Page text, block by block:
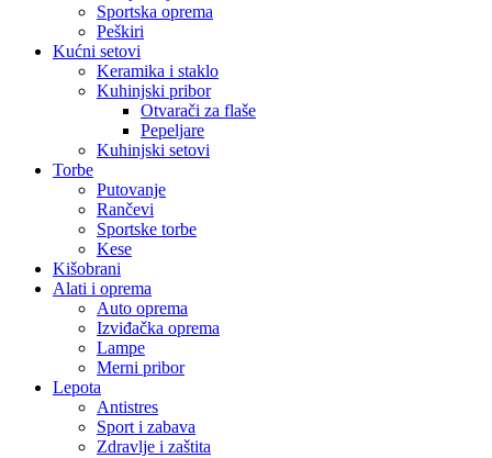
Sportska oprema
Peškiri
Kućni setovi
Keramika i staklo
Kuhinjski pribor
Otvarači za flaše
Pepeljare
Kuhinjski setovi
Torbe
Putovanje
Rančevi
Sportske torbe
Kese
Kišobrani
Alati i oprema
Auto oprema
Izviđačka oprema
Lampe
Merni pribor
Lepota
Antistres
Sport i zabava
Zdravlje i zaštita